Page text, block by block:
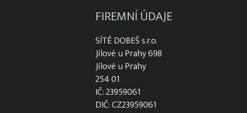
FIREMNÍ ÚDAJE
SÍTĚ DOBEŠ s.r.o.
Jílové u Prahy 698
Jílové u Prahy
254 01
IČ: 23959061
DIČ: CZ23959061